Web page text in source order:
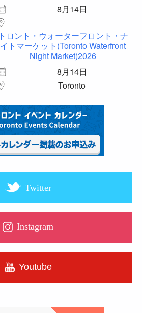
8月14日
トロント・ウォーターフロント・ナ
イトマーケット(Toronto Waterfront
Night Market)2026
8月14日
Toronto
Twitter
Instagram
Youtube